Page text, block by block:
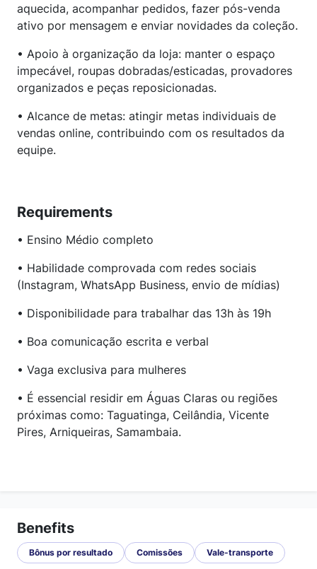
aquecida, acompanhar pedidos, fazer pós-venda
ativo por mensagem e enviar novidades da coleção.
• Apoio à organização da loja: manter o espaço
impecável, roupas dobradas/esticadas, provadores
organizados e peças reposicionadas.
• Alcance de metas: atingir metas individuais de
vendas online, contribuindo com os resultados da
equipe.
Requirements
• Ensino Médio completo
• Habilidade comprovada com redes sociais
(Instagram, WhatsApp Business, envio de mídias)
• Disponibilidade para trabalhar das 13h às 19h
• Boa comunicação escrita e verbal
• Vaga exclusiva para mulheres
• É essencial residir em Águas Claras ou regiões
próximas como: Taguatinga, Ceilândia, Vicente
Pires, Arniqueiras, Samambaia.
Benefits
Bônus por resultado Comissões Vale-transporte